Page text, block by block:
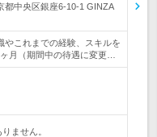
都中央区銀座6-10-1 GINZA
これまでの経験、スキルを
月（期間中の待遇に変更…
ません。